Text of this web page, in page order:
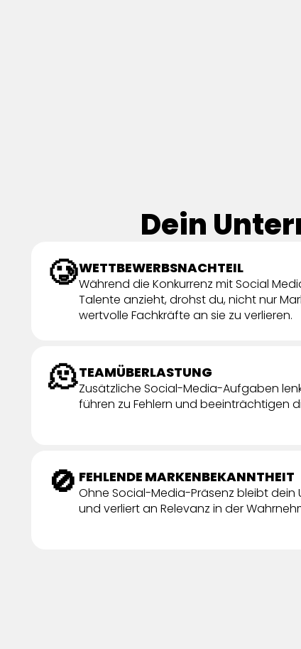
Dein
🥲WETTBEWERBSNACHTEIL
Während die Konkurrenz mit Social
Talente anzieht, drohst du, nicht nur
wertvolle Fachkräfte an sie zu verlieren.
🫠TEAMÜBERLASTUNG
Zusätzliche Social-Media-Aufgaben
führen zu Fehlern und beeinträchtigen
🚫 FEHLENDE MARKENBEKANNTHEIT
Ohne Social-Media-Präsenz bleibt
und verliert an Relevanz in der